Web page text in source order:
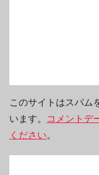
このサイトはスパム
います。
コメントデ
ください。